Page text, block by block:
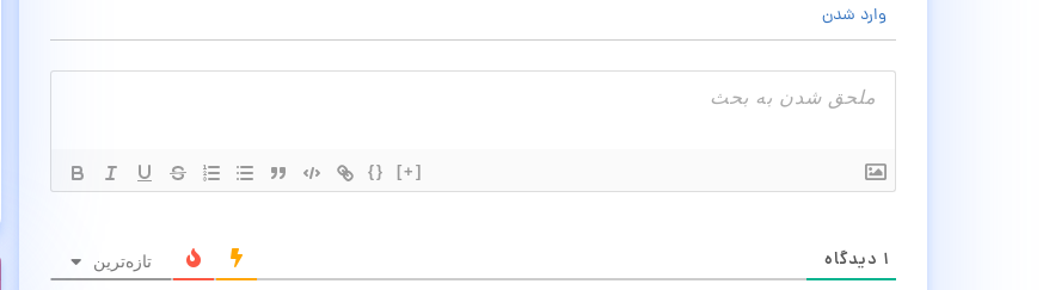
وارد شدن
{} [+]
۱ دیدگاه تازه‌ترین